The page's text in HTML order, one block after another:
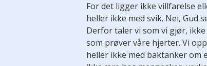
For det ligger ikke villfarelse
heller ikke med svik. Nei, Gud
Derfor taler vi som vi gjør,
som prøver våre hjerter. Vi
heller ikke med baktanker om